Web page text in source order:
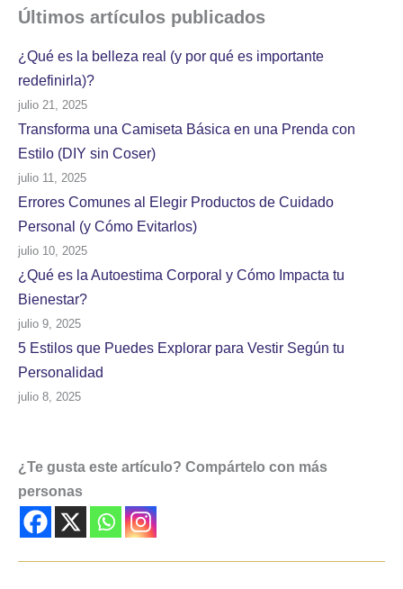
Últimos artículos publicados
¿Qué es la belleza real (y por qué es importante
redefinirla)?
julio 21, 2025
Transforma una Camiseta Básica en una Prenda con
Estilo (DIY sin Coser)
julio 11, 2025
Errores Comunes al Elegir Productos de Cuidado
Personal (y Cómo Evitarlos)
julio 10, 2025
¿Qué es la Autoestima Corporal y Cómo Impacta tu
Bienestar?
julio 9, 2025
5 Estilos que Puedes Explorar para Vestir Según tu
Personalidad
julio 8, 2025
¿Te gusta este artículo? Compártelo con más
personas